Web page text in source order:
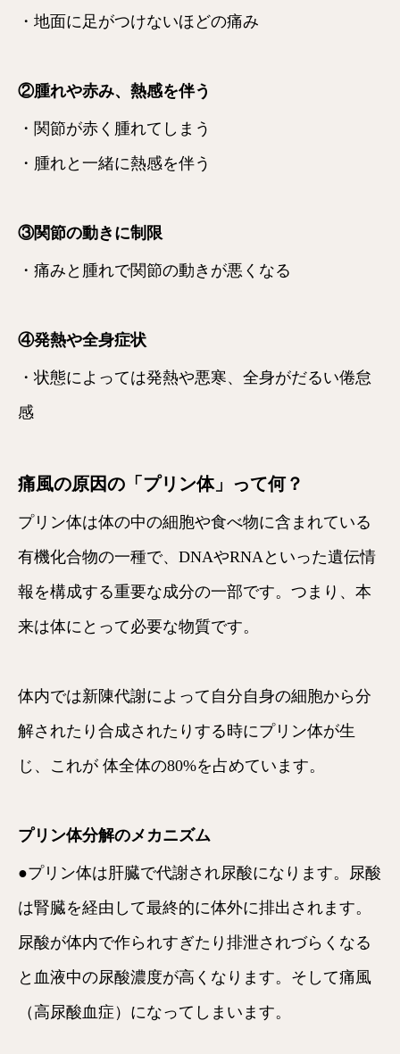
・地面に足がつけないほどの痛み
②腫れや赤み、熱感を伴う
・関節が赤く腫れてしまう
・腫れと一緒に熱感を伴う
③関節の動きに制限
・痛みと腫れで関節の動きが悪くなる
④発熱や全身症状
・状態によっては発熱や悪寒、全身がだるい倦怠
感
痛風の原因の「プリン体」って何？
プリン体は体の中の細胞や食べ物に含まれている
有機化合物の一種で、DNAやRNAといった遺伝情
報を構成する重要な成分の一部です。つまり、本
来は体にとって必要な物質です。
体内では新陳代謝によって自分自身の細胞から分
解されたり合成されたりする時にプリン体が生
じ、これが 体全体の80%を占めています。
プリン体分解のメカニズム
●プリン体は肝臓で代謝され尿酸になります。尿酸
は腎臓を経由して最終的に体外に排出されます。
尿酸が体内で作られすぎたり排泄されづらくなる
と血液中の尿酸濃度が高くなります。そして痛風
（高尿酸血症）になってしまいます。